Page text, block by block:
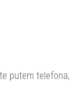
putem